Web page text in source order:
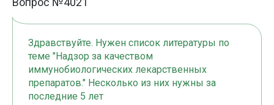
Здравствуйте. Нужен список литературы по
теме "Надзор за качеством
иммунобиологических лекарственных
препаратов." Несколько из них нужны за
последние 5 лет